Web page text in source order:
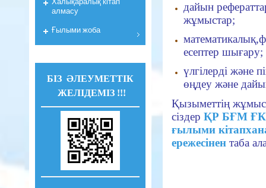
дайын
жұмыстар;
есептер шығару;
үлгілерді және
өңдеу және
Қызыметтің
сіздер ҚР БҒМ ҒК
ғылыми
ережесінентаба
алмасу
Ғылыми жоба
БІЗ ӘЛЕУМЕТТІК
ЖЕЛІДЕМІЗ !!!